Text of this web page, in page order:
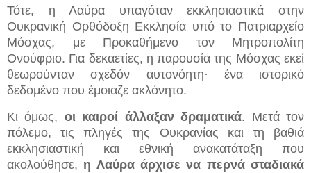
Τότε, η Λαύρα υπαγόταν εκκλησιαστικά στην
Ουκρανική Ορθόδοξη Εκκλησία υπό το Πατριαρχείο
Μόσχας, με Προκαθήμενο τον Μητροπολίτη
Ονούφριο. Για δεκαετίες, η παρουσία της Μόσχας εκεί
θεωρούνταν σχεδόν αυτονόητη· ένα ιστορικό
δεδομένο που έμοιαζε ακλόνητο.
Κι όμως, οι καιροί άλλαξαν δραματικά. Μετά τον
πόλεμο, τις πληγές της Ουκρανίας και τη βαθιά
εκκλησιαστική και εθνική ανακατάταξη που
ακολούθησε, η Λαύρα άρχισε να περνά σταδιακά